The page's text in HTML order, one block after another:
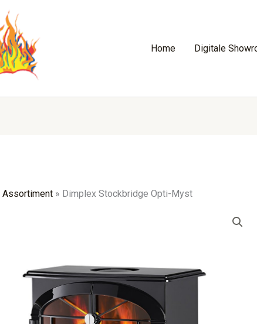
Home Digitale
Assortiment» Dimplex Stockbridge Opti-Myst